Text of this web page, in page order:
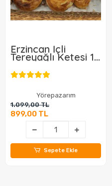
Erzincan İçli
Tereyağlı Ketesi 10
Adet
Yörepazarım
1.099,00 TL
899,00 TL
Sepete Ekle